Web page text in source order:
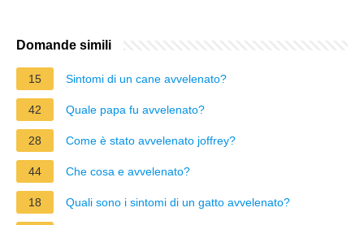
Domande simili
15 Sintomi di un cane avvelenato?
42 Quale papa fu avvelenato?
28 Come è stato avvelenato joffrey?
44 Che cosa e avvelenato?
18 Quali sono i sintomi di un gatto avvelenato?